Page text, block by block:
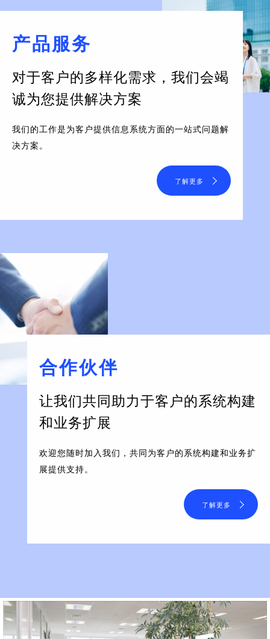
产品服务
对于客户的多样化需求， 我们会竭
诚为您提供解决方案
我们的工作是为客户提供信息系统方面的一站式问题解
决方案。
了解更多
合作伙伴
让我们共同助力于客户的系统构建
和业务扩展
欢迎您随时加入我们，共同为客户的系统构建和业务扩
展提供支持。
了解更多